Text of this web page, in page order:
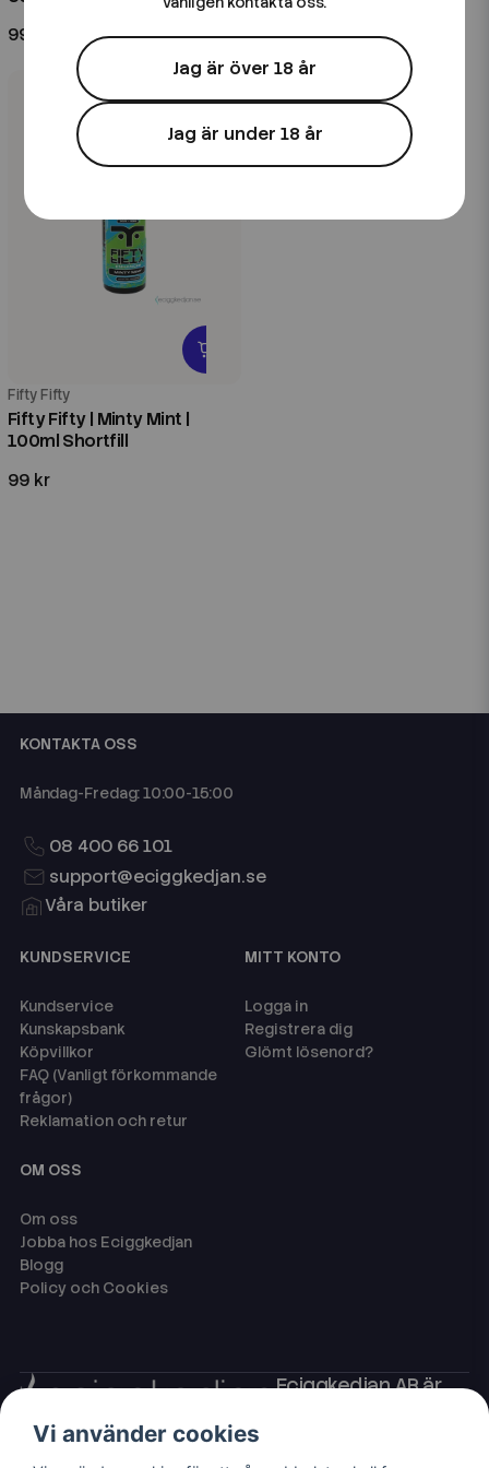
99 kr
99 kr
Fifty Fifty
Fifty Fifty | Minty Mint |
100ml Shortfill
99 kr
Jag är över 18 år
Jag är under 18 år
KONTAKTA OSS
Måndag-Fredag: 10:00-15:00
08 400 66 101
support@eciggkedjan.se
Våra butiker
KUNDSERVICE
Kundservice
Kunskapsbank
Köpvillkor
FAQ (Vanligt förkommande
frågor)
Reklamation och retur
MITT KONTO
Logga in
Registrera dig
Glömt lösenord?
OM OSS
Om oss
Jobba hos Eciggkedjan
Blogg
Policy och Cookies
Eciggkedjan AB är
som engångsvape,
Vi använder cookies